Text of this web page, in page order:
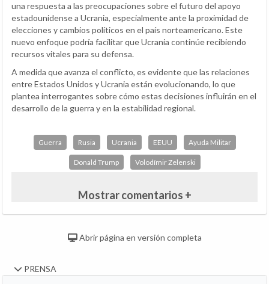
una respuesta a las preocupaciones sobre el futuro del apoyo
estadounidense a Ucrania, especialmente ante la proximidad de
elecciones y cambios políticos en el país norteamericano. Este
nuevo enfoque podría facilitar que Ucrania continúe recibiendo
recursos vitales para su defensa.
A medida que avanza el conflicto, es evidente que las relaciones
entre Estados Unidos y Ucrania están evolucionando, lo que
plantea interrogantes sobre cómo estas decisiones influirán en el
desarrollo de la guerra y en la estabilidad regional.
Guerra Rusia Ucrania EEUU Ayuda Militar
Donald Trump Volodímir Zelenski
Mostrar comentarios +
Abrir página en versión completa
PRENSA